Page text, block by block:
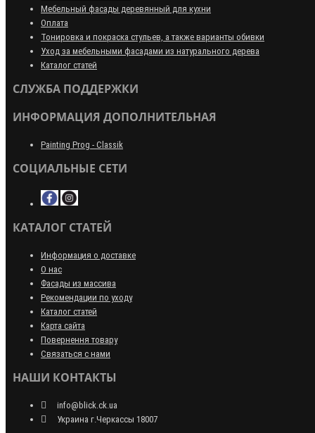
Мебельный фасады деревянный для кухни
Оплата
Тонировка и покраска стульев, а также варианты обивки
Уход за мебельными фасадами из натурального дерева
Каталог статей
СЛУЖБА ПОДДЕРЖКИ
ИНФОРМАЦИЯ ДОПОЛНИТЕЛЬНАЯ
Painting Prog - Classik
СОЦИАЛЬНЫЕ СЕТИ
КАТАЛОГ СТАТЕЙ
Информация о доставке
О нас
Фасады из массива
Рекомендации по уходу
Каталог статей
Карта сайта
Повернення товару
Связаться с нами
НАШИ КОНТАКТЫ
info@blick.ck.ua
Украина г.Черкассы 18007